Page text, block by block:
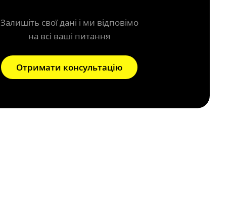
Залишіть свої дані і ми відповімо
на всі ваші питання
Отримати консультацію